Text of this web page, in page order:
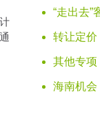
“走出去”
转让定价
其他专项
海南机会